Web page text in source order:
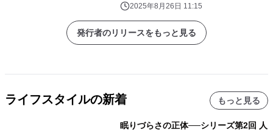
2025年8月26日 11:15
発行者のリリースをもっと見る
ライフスタイルの新着 もっと見る
眠りづらさの正体──シリーズ第2回 人